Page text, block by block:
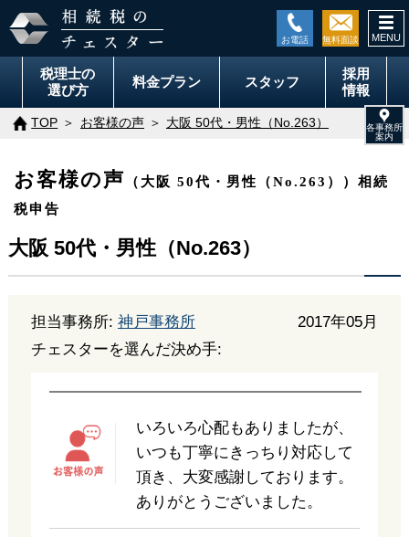
税理士の
選び方
料金プラン スタッフ
採用
情報
TOP お客様の声 大阪 50代・男性（No.263）
お客様の声
（大阪 50代・男性（No.263））相続
税申告
大阪 50代・男性（No.263）
担当事務所: 神戸事務所
2017年05月
チェスターを選んだ決め手:
いろいろ心配もありましたが、
いつも丁寧にきっちり対応して
頂き、大変感謝しております。
ありがとうございました。